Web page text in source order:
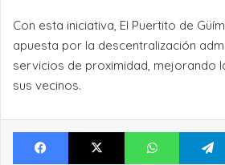
Con esta iniciativa, El Puertito de
apuesta por la descentralización
servicios de proximidad, mejorando
sus vecinos.
Facebook X